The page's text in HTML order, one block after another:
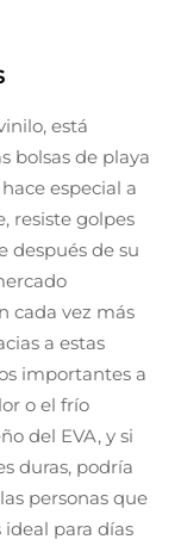
está
bolsas de playa
especial a
resiste golpes
después de su
cada vez más
a estas
importantes a
o el frío
del EVA, y si
duras, podría
personas que
ideal para días